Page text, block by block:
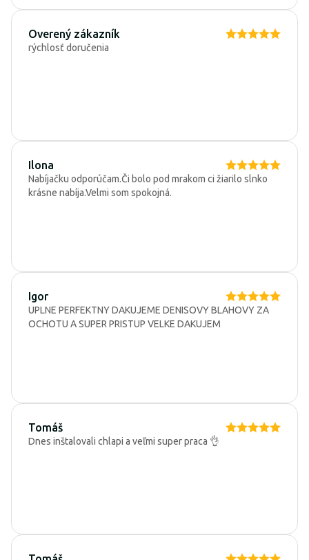
Overený zákazník
rýchlosť doručenia
Ilona
Nabíjačku odporúčam.Či bolo pod mrakom ci žiarilo slnko
krásne nabíja.Velmi som spokojná.
Igor
UPLNE PERFEKTNY DAKUJEME DENISOVY BLAHOVY ZA
OCHOTU A SUPER PRISTUP VELKE DAKUJEM
Tomáš
Dnes inštalovali chlapi a veľmi super praca 👌